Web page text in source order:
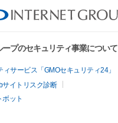
プのセキュリティ事業について
サービス「GMOセキュリティ24」
サイトリスク診断
ット